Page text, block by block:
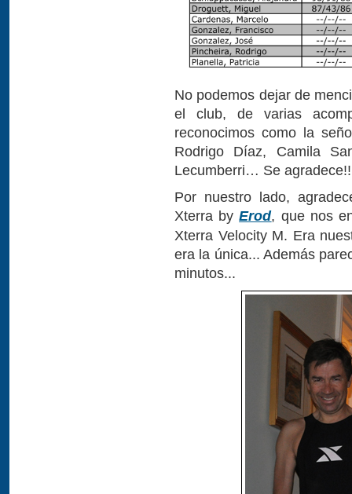
No podemos dejar de
el club, de varias
reconocimos como la
Rodrigo Díaz, Camila
Lecumberri… Se
Por nuestro lado,
Xterra byErod, que nos
Xterra Velocity M. Era
era la única... Además
minutos...